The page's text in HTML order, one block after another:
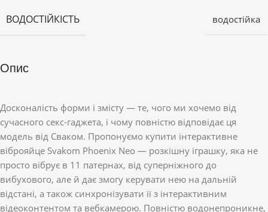
ВОДОСТІЙКІСТЬ водостійка
Опис
Досконалість форми і змісту — те, чого ми хочемо від
сучасного секс-гаджета, і чому повністю відповідає ця
модель від Сваком. Пропонуємо купити інтерактивне
віброяйце Svakom Phoenix Neo — розкішну іграшку, яка не
просто вібрує в 11 патернах, від суперніжного до
вибухового, але й дає змогу керувати нею на дальній
відстані, а також синхронізувати її з інтерактивним
відеоконтентом та вебкамерою. Повністю водонепроникне,